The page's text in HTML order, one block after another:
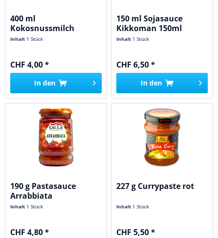
400 ml
Kokosnussmilch
Inhalt 1 Stück
CHF 4,00 *
In den
150 ml Sojasauce
Kikkoman 150ml
Inhalt 1 Stück
CHF 6,50 *
In den
190 g Pastasauce
Arrabbiata
Inhalt 1 Stück
CHF 4,80 *
227 g Currypaste rot
Inhalt 1 Stück
CHF 5,50 *